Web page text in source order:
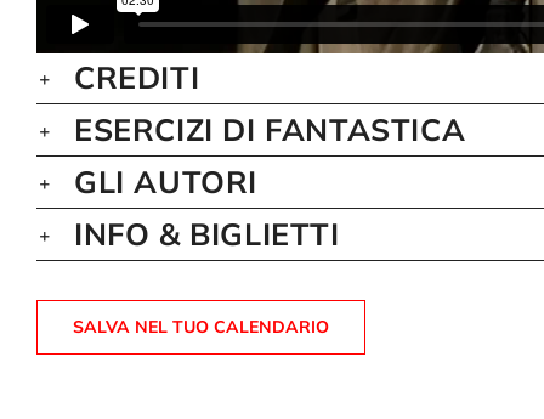
CREDITI
ESERCIZI DI FANTASTICA
GLI AUTORI
INFO & BIGLIETTI
SALVA NEL TUO CALENDARIO